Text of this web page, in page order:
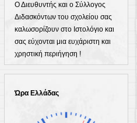
Ο Διευθυντής και ο Σύλλογος
Διδασκόντων του σχολείου σας
καλωσορίζουν στο Ιστολόγιο και
σας εύχονται μια ευχάριστη και
χρηστική περιήγηση !
Ώρα Ελλάδας